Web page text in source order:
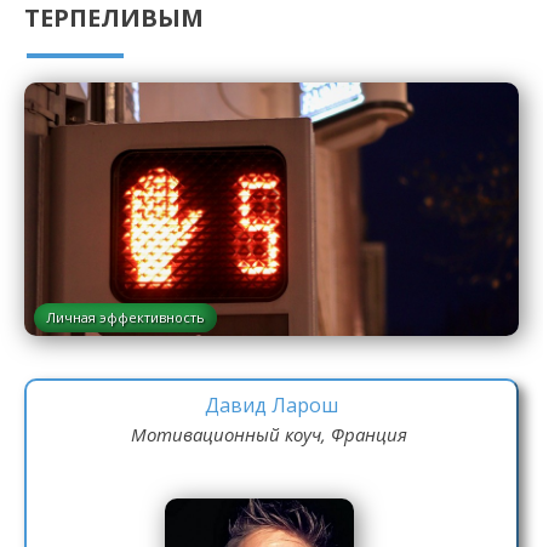
ТЕРПЕЛИВЫМ
Личная эффективность
Давид Ларош
Мотивационный коуч, Франция